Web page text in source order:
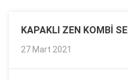
KAPAKLI ZEN KOMBI
27 Mart 2021